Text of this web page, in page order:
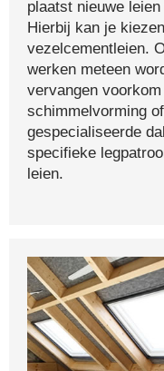
plaatst nieuwe
Hierbij kan je
vezelcementleien.
werken meteen
vervangen
schimmelvorming
gespecialiseerde
specifieke
leien.